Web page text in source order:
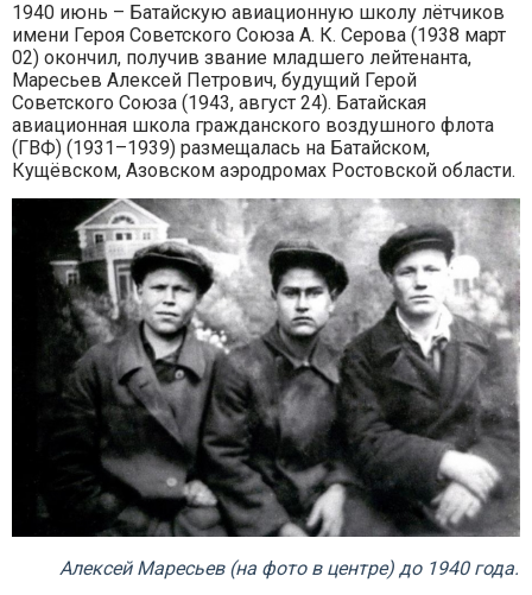
1940 июнь – Батайскую авиационную школу лётчиков
имени Героя Советского Союза А. К. Серова (1938 март
02) окончил, получив звание младшего лейтенанта,
Маресьев Алексей Петрович, будущий Герой
Советского Союза (1943, август 24). Батайская
авиационная школа гражданского воздушного флота
(ГВФ) (1931–1939) размещалась на Батайском,
Кущёвском, Азовском аэродромах Ростовской области.
Алексей Маресьев (на фото в центре) до 1940 года.